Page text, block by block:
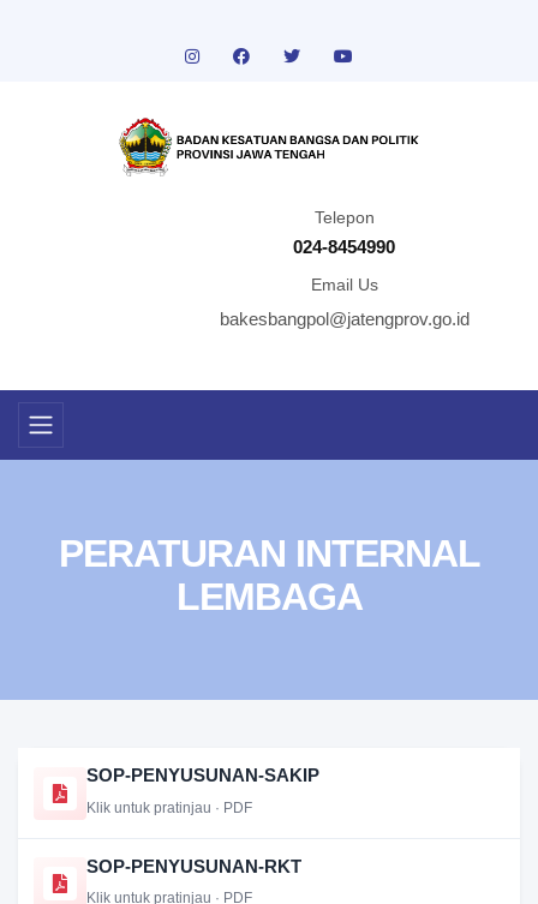
Telepon
024-8454990
Email Us
bakesbangpol@jatengprov.go.id
PERATURAN INTERNAL
LEMBAGA
SOP-PENYUSUNAN-SAKIP
Klik untuk pratinjau · PDF
SOP-PENYUSUNAN-RKT
Klik untuk pratinjau · PDF